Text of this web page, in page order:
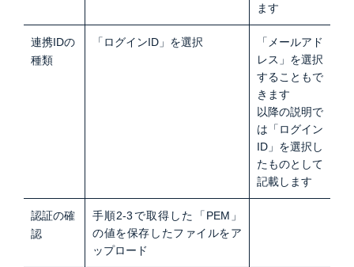
ます
連携IDの
種類
「ログインID」を選択
「メールアド
レス」を選択
することもで
きます
以降の説明で
は「ログイン
ID」を選択し
たものとして
記載します
認証の確
認
手順2-3で取得した「PEM」
の値を保存したファイルをア
ップロード